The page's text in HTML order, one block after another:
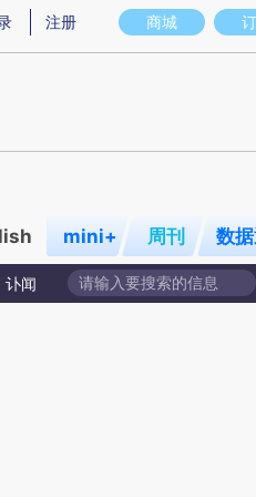
实意图存在偏差。不代表财新观点和立
商城
注册
mini+ 周刊 数
讣闻